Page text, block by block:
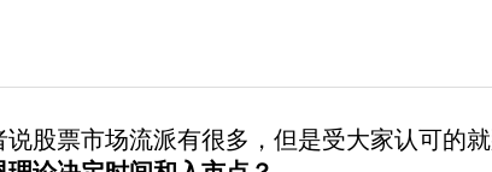
说股票市场流派有很多，但是受大家认可的